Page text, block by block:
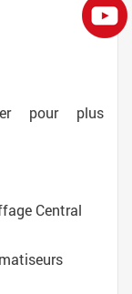
pour plus
Central